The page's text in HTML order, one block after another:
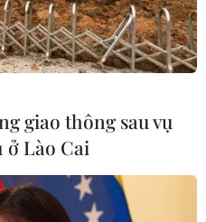
lách ''khủng'' có
giao thông sau vụ
ở Lào Cai